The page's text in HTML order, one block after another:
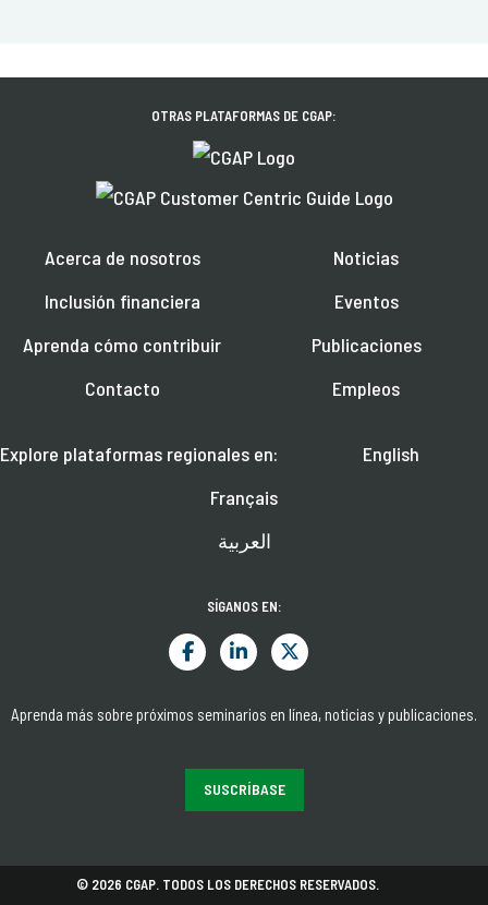
OTRAS PLATAFORMAS DE CGAP:
Acerca de nosotros
Inclusión financiera
Aprenda cómo contribuir
Contacto
Noticias
Eventos
Publicaciones
Empleos
Explore plataformas regionales en:
English
Français
العربية
SÍGANOS EN:
Aprenda más sobre próximos seminarios en línea, noticias y publicaciones.
SUSCRÍBASE
© 2026 CGAP. TODOS LOS DERECHOS RESERVADOS.